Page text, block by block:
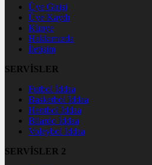
Üye Girişi
Üye Kaydı
Künye
Hakkımızda
İletişim
SERVİSLER
Futbol İddaa
Basketbol İddaa
Hentbol İddaa
Bilardo İddaa
Voleybol İddaa
SERVİSLER 2